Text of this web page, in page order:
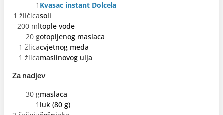
1 Kvasac instant Dolcela
1 žličicasoli
200 mltople vode
20 gotopljenog maslaca
1 žlicacvjetnog meda
1 žlicamaslinovog ulja
Za nadjev
30 gmaslaca
1 luk (80 g)